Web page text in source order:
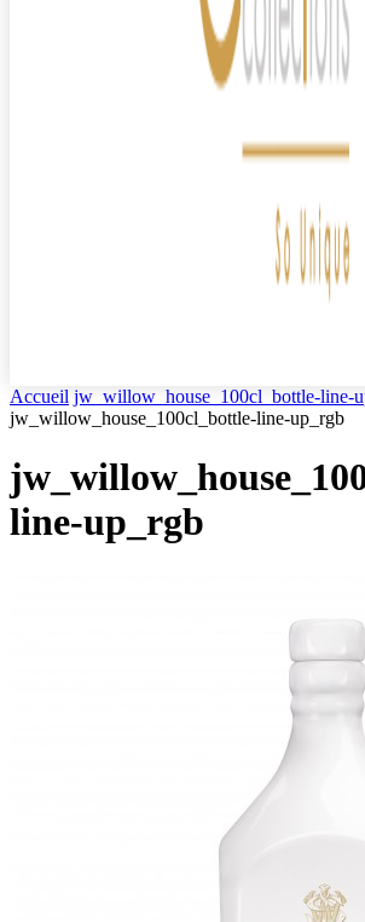
Accueil jw_willow_house_100cl_bottle-line-
jw_willow_house_100cl_bottle-line-up_rgb
line-up_rgb